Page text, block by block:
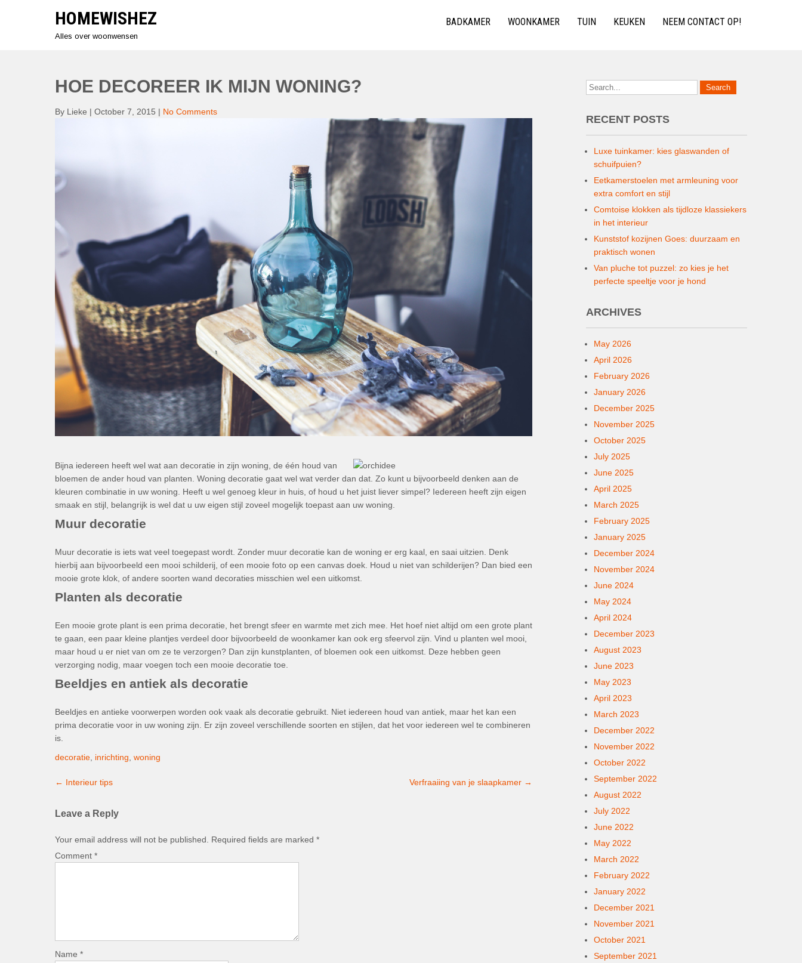
HOMEWISHEZ
Alles over woonwensen
BADKAMER WOONKAMER TUIN KEUKEN NEEM CONTACT OP!
HOE DECOREER IK MIJN WONING?
By Lieke | October 7, 2015 | No Comments
Bijna iedereen heeft wel wat aan decoratie in zijn woning, de één houd van
bloemen de ander houd van planten. Woning decoratie gaat wel wat verder dan dat. Zo kunt u bijvoorbeeld denken aan de
kleuren combinatie in uw woning. Heeft u wel genoeg kleur in huis, of houd u het juist liever simpel? Iedereen heeft zijn eigen
smaak en stijl, belangrijk is wel dat u uw eigen stijl zoveel mogelijk toepast aan uw woning.
Muur decoratie
Muur decoratie is iets wat veel toegepast wordt. Zonder muur decoratie kan de woning er erg kaal, en saai uitzien. Denk
hierbij aan bijvoorbeeld een mooi schilderij, of een mooie foto op een canvas doek. Houd u niet van schilderijen? Dan bied een
mooie grote klok, of andere soorten wand decoraties misschien wel een uitkomst.
Planten als decoratie
Een mooie grote plant is een prima decoratie, het brengt sfeer en warmte met zich mee. Het hoef niet altijd om een grote plant
te gaan, een paar kleine plantjes verdeel door bijvoorbeeld de woonkamer kan ook erg sfeervol zijn. Vind u planten wel mooi,
maar houd u er niet van om ze te verzorgen? Dan zijn kunstplanten, of bloemen ook een uitkomst. Deze hebben geen
verzorging nodig, maar voegen toch een mooie decoratie toe.
Beeldjes en antiek als decoratie
Beeldjes en antieke voorwerpen worden ook vaak als decoratie gebruikt. Niet iedereen houd van antiek, maar het kan een
prima decoratie voor in uw woning zijn. Er zijn zoveel verschillende soorten en stijlen, dat het voor iedereen wel te combineren
is.
decoratie, inrichting, woning
navigation
← Interieur tips Verfraaiing van je slaapkamer →
Leave a Reply
Your email address will not be published. Required fields are marked *
Comment *
Name *
RECENT POSTS
Luxe tuinkamer: kies glaswanden of
schuifpuien?
Eetkamerstoelen met armleuning voor
extra comfort en stijl
Comtoise klokken als tijdloze klassiekers
in het interieur
Kunststof kozijnen Goes: duurzaam en
praktisch wonen
Van pluche tot puzzel: zo kies je het
perfecte speeltje voor je hond
ARCHIVES
May 2026
April 2026
February 2026
January 2026
December 2025
November 2025
October 2025
July 2025
June 2025
April 2025
March 2025
February 2025
January 2025
December 2024
November 2024
June 2024
May 2024
April 2024
December 2023
August 2023
June 2023
May 2023
April 2023
March 2023
December 2022
November 2022
October 2022
September 2022
August 2022
July 2022
June 2022
May 2022
March 2022
February 2022
January 2022
December 2021
November 2021
October 2021
September 2021